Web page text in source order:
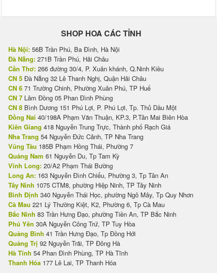
SHOP HOA CÁC TỈNH
Hà Nội: 56B Trần Phú, Ba Đình, Hà Nội
Đà Nẵng: 271B Trần Phú, Hải Châu
Cần Thơ: 266 đường 30/4, P. Xuân khánh, Q.Ninh Kiều
CN 5 Đà Nẵng 32 Lê Thanh Nghị, Quận Hải Châu
CN 6 71 Trường Chinh, Phường Xuân Phú, TP Huế
CN 7 Lâm Đồng 05 Phan Đình Phùng
CN 8 Bình Dương 151 Phú Lợi, P. Phú Lợi, Tp. Thủ Dầu Một
Đồng Nai 40/198A Phạm Văn Thuận, KP.3, P.Tân Mai Biên Hòa
Kiên Giang 418 Nguyễn Trung Trực, Thành phố Rạch Giá
Nha Trang 54 Nguyễn Đức Cảnh, TP Nha Trang
Vũng Tàu 185B Phạm Hồng Thái, Phường 7
Quảng Nam 61 Nguyễn Du, Tp Tam Kỳ
Vĩnh Long: 20/A2 Phạm Thái Bường
Long An: 163 Nguyễn Đình Chiểu, Phường 3, Tp Tân An
Tây Ninh 1075 CTM8, phường Hiệp Ninh, TP Tây Ninh
Bình Định 340 Nguyễn Thái Học, phường Ngô Mây, Tp Quy Nhơn
Cà Mau 221 Lý Thường Kiệt, K2, Phường 6, Tp Cà Mau
Bắc Ninh 83 Trần Hưng Đạo, phường Tiền An, TP Bắc Ninh
Phú Yên 30A Nguyễn Công Trứ, TP Tuy Hòa
Quảng Bình 41 Trần Hưng Đạo, Tp Đồng Hới
Quảng Trị 92 Nguyễn Trãi, TP Đông Hà
Hà Tĩnh 54 Phan Đình Phùng, TP Hà Tĩnh
Thanh Hóa 177 Lê Lai, TP Thanh Hóa